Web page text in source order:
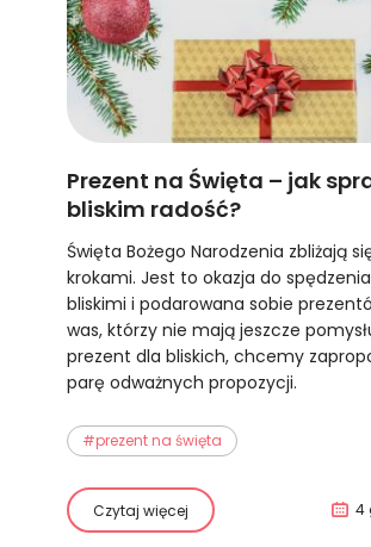
Prezent na Święta – jak
bliskim radość?
Święta Bożego Narodzenia zbliżają
krokami. Jest to okazja do
bliskimi i podarowana sobie
was, którzy nie mają jeszcze
prezent dla bliskich, chcemy
parę odważnych propozycji.
#prezent na święta
Czytaj więcej 4